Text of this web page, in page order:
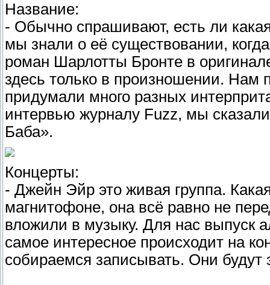
Название:
- Обычно спрашивают, есть ли
мы знали о её существовании,
роман Шарлотты Бронте в
здесь только в произношении. Нам
придумали много разных
интервью журналу Fuzz, мы
Баба».
Концерты:
- Джейн Эйр это живая группа.
магнитофоне, она всё равно не
вложили в музыку. Для нас выпуск
самое интересное происходит на
собираемся записывать. Они будут